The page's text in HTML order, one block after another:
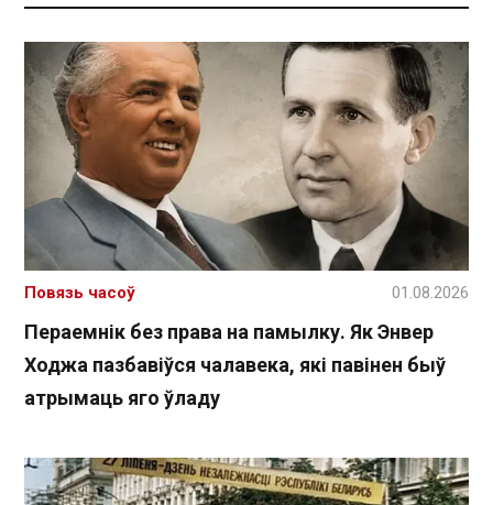
Пераемнік без права на памылку. Як Энвер
Ходжа пазбавіўся чалавека, які павінен быў
атрымаць яго ўладу
Повязь часоў 01.08.2026